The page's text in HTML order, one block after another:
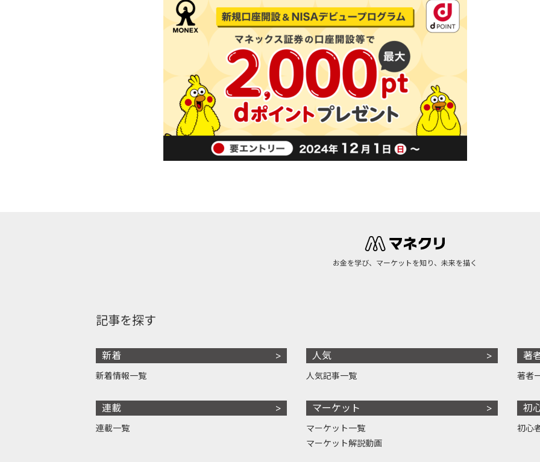
お金を学び、マーケットを知り、未来を描く
記事を探す
新着
新着情報一覧
連載
連載一覧
人気
人気記事一覧
マーケット
マーケット一覧
マーケット解説動画
著
著者
初
初心